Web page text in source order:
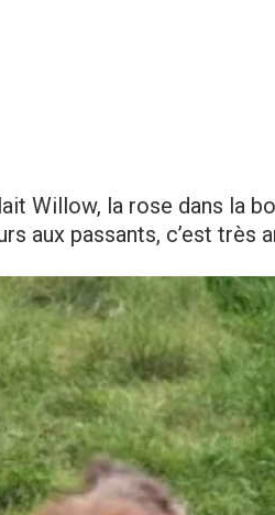
Willow, la rose dans la
aux passants, c’est très